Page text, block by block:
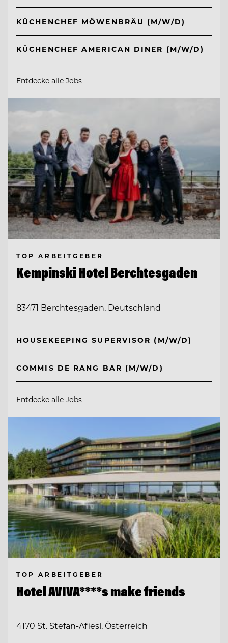
KÜCHENCHEF MÖWENBRÄU (M/W/D)
KÜCHENCHEF AMERICAN DINER (M/W/D)
Entdecke alle Jobs
TOP ARBEITGEBER
Kempinski Hotel Berchtesgaden
83471 Berchtesgaden, Deutschland
HOUSEKEEPING SUPERVISOR (M/W/D)
COMMIS DE RANG BAR (M/W/D)
Entdecke alle Jobs
TOP ARBEITGEBER
Hotel AVIVA****s make friends
4170 St. Stefan-Afiesl, Österreich